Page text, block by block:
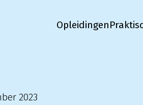
Opleidingen
2023